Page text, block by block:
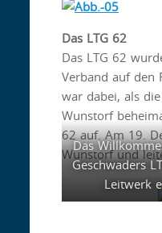
Das LTG 62
Das LTG 62
Verband auf den
war dabei, als
Wunstorf
62 auf. Am 19.
Wunstorf und
Das
Geschwaders
Leitwerk